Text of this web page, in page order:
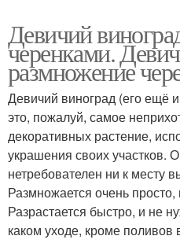
Девичий
черенками.
размножение
Девичий виноград (его ещё
это, пожалуй, самое
декоративных растение,
украшения своих участков.
нетребователен ни к месту
Размножается очень
Разрастается быстро, и не
каком уходе, кроме поливов